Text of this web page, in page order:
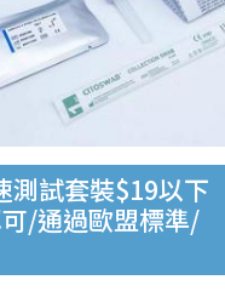
測試套裝$19以下
/通過歐盟標準/